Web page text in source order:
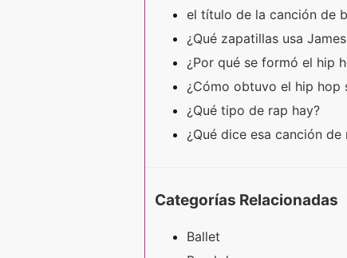
el título de la canción de
¿Qué zapatillas usa
¿Por qué se formó el hip
¿Cómo obtuvo el hip hop
¿Qué tipo de rap hay?
¿Qué dice esa canción
Categorías Relacionadas
Ballet